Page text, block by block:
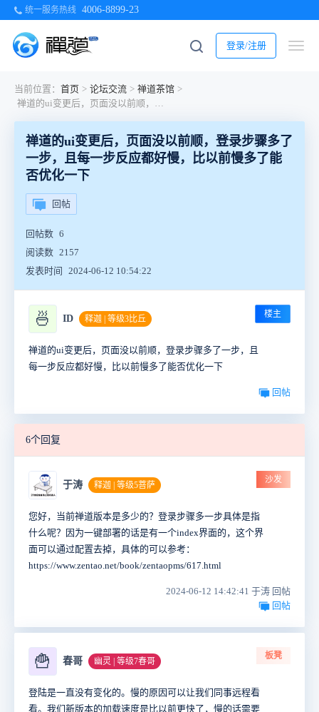
统一服务热线 4006-8899-23
登录/注册
当前位置： 首页 > 论坛交流 > 禅道茶馆 >
禅道的ui变更后，页面没以前顺，登录步骤多了一步，且每一步反应都好慢，比以前慢多了能否优化一下
禅道的ui变更后，页面没以前顺，登录步骤多了
一步，且每一步反应都好慢，比以前慢多了能
否优化一下
回帖
回帖数 6
阅读数 2157
发表时间
2024-06-12 10:54:22
🍜 ID 释迦 | 等级3比丘 楼主
禅道的ui变更后，页面没以前顺，登录步骤多了一步，且
每一步反应都好慢，比以前慢多了能否优化一下
回帖
6个回复
于涛 释迦 | 等级5菩萨
沙发
您好，当前禅道版本是多少的？登录步骤多一步具体是指
什么呢？因为一键部署的话是有一个index界面的，这个界
面可以通过配置去掉，具体的可以参考：
https://www.zentao.net/book/zentaopms/617.html
2024-06-12 14:42:41 于涛 回帖
回帖
🍟 春哥 幽灵 | 等级7春哥
板凳
登陆是一直没有变化的。慢的原因可以让我们同事远程看
看。我们新版本的加载速度是比以前更快了，慢的话需要